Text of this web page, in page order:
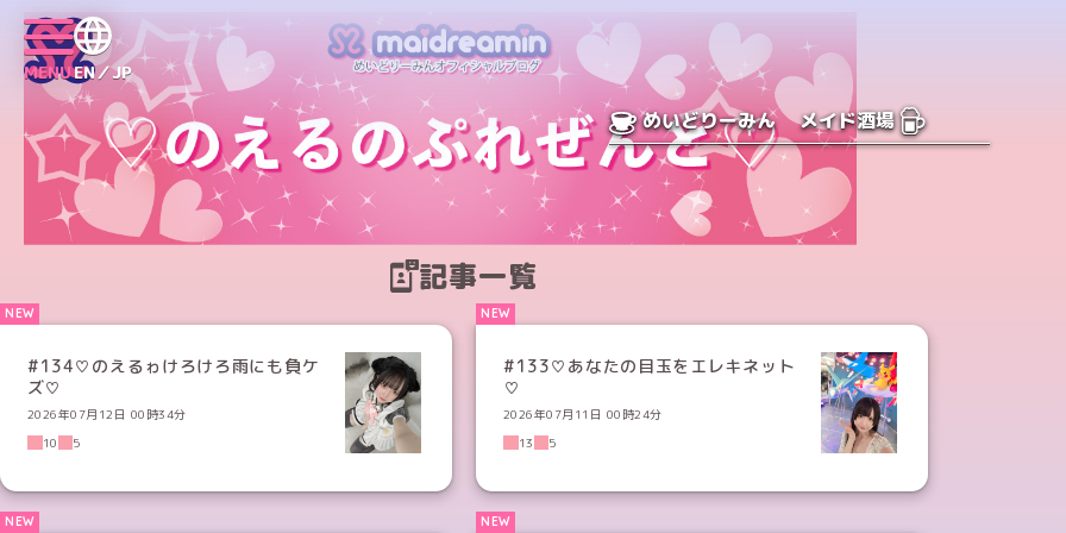
MENUEN／JP
めいどりーみん メイド酒場
記事一覧
#134♡のえるゎけろけろ雨にも負ケ
ズ♡
2026年07月12日 00時34分
10
5
#133♡あなたの目玉をエレキネット
♡
2026年07月11日 00時24分
13
5